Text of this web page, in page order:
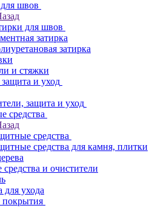
швов
для швов
затирка
затирка
и стяжки
и уход
защита и уход
средства
средства
средства для камня, плитки
и очистители
для ухода
покрытия